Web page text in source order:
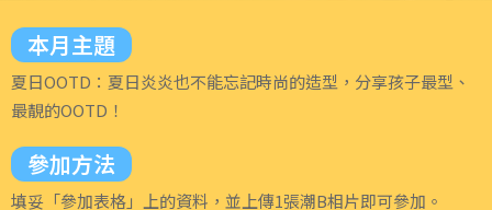
本月主題
夏日OOTD：夏日炎炎也不能忘記時尚的造型，分享孩子最型、
最靚的OOTD！
參加方法
填妥「參加表格」上的資料，並上傳1張潮B相片即可參加。